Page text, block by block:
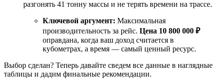
разгонять 41 тонну массы и не терять времени на трассе.
Ключевой аргумент: Максимальная
производительность за рейс. Цена 10 800 000 ₽
оправдана, когда ваш доход считается в
кубометрах, а время — самый ценный ресурс.
Выбор сделан? Теперь давайте сведем все данные в наглядные
таблицы и дадим финальные рекомендации.